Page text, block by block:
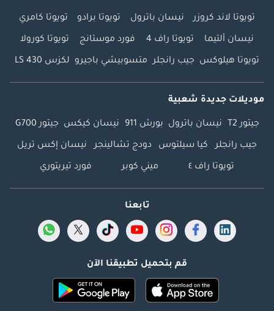
تويوتا لاند كروزر نيسان باترول تويوتا برادو تويوتا كامري
نيسان ألتيما تويوتا راف 4 فورد موستانج تويوتا كورولا
تويوتا هيلوكس جيب رانجلر متسوبيشي باجيرو لكزس LS 430
موديلات جديدة شعبية
جيتور T2 نيسان باترول بورش 911 نيسان كيكس جيتور G700
جيب رانجلر كيا سيلتوس دودج تشالينجر نيسان إكس تريل
تويوتا راف ٤ ميني كوبر فورد تيريتوري
تابعنا
قم بتحميل تطبيقنا الآن